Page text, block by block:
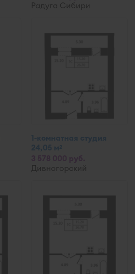
Радуга Сибири
1-комнатная студия
24,05 м2
Дивногорский